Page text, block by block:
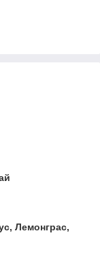
Лемонграс,